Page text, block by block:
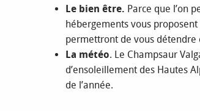
Le bien être. Parce que l’on
hébergements vous
permettront de vous détendre
La météo. Le Champsaur
d’ensoleillement des Hautes
de l’année.